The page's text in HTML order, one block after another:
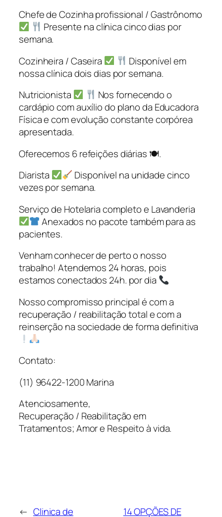
Chefe de Cozinha profissional / Gastrônomo
Presente na clínica cinco dias por
semana.
Cozinheira / Caseira
Disponível em
nossa clínica dois dias por semana.
Nutricionista
Nos fornecendo o
cardápio com auxílio do plano da Educadora
Física e com evolução constante corpórea
apresentada.
Oferecemos 6 refeições diárias 🍽.
Diarista
Disponível na unidade cinco
vezes por semana.
Serviço de Hotelaria completo e Lavanderia
Anexados no pacote também para as
pacientes.
Venham conhecer de perto o nosso
trabalho! Atendemos 24 horas, pois
estamos conectados 24h. por dia
Nosso compromisso principal é com a
recuperação / reabilitação total e com a
reinserção na sociedade de forma definitiva
Contato:
(11) 96422-1200 Marina
Atenciosamente,
Recuperação / Reabilitação em
Tratamentos; Amor e Respeito à vida.
← Clinica de
14 OPÇÕES DE